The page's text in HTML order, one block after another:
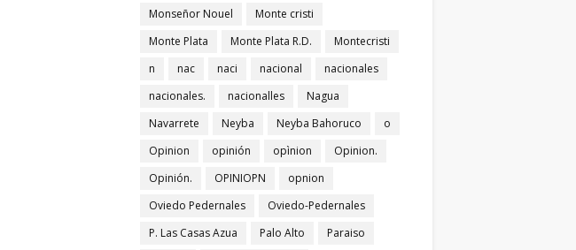
Monseñor Nouel
Monte cristi
Monte Plata
Monte Plata R.D.
Montecristi
n
nac naci nacional
nacionales
nacionales.
nacionalles
Nagua
Navarrete
Neyba Neyba Bahoruco
o
Opinion
opinión opìnion
Opinion.
Opinión.
OPINIOPN
opnion
Oviedo Pedernales
Oviedo-Pedernales
P. Las Casas Azua
Palo Alto
Paraiso